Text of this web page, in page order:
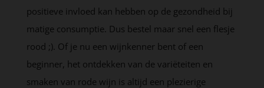
positieve invloed kan hebben op de gezondheid bij
matige consumptie. Dus bestel maar snel een flesje
rood ;). Of je nu een wijnkenner bent of een
beginner, het ontdekken van de variëteiten en
smaken van rode wijn is altijd een plezierige